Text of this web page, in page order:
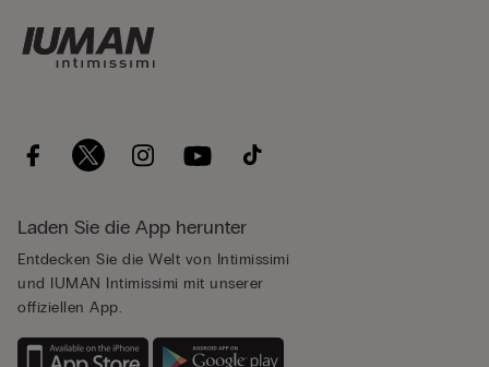
Laden Sie die App herunter
Entdecken Sie die Welt von Intimissimi
und IUMAN Intimissimi mit unserer
offiziellen App.